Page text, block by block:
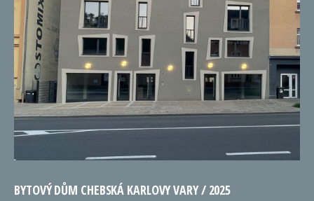
BYTOVÝ DŮM CHEBSKÁ KARLOVY VARY / 2025